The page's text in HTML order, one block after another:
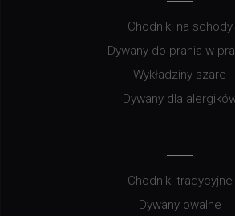
Chodniki na schody
Dywany do prania w
Wykładziny szare
Dywany dla
Chodniki tradycyjne
Dywany owalne